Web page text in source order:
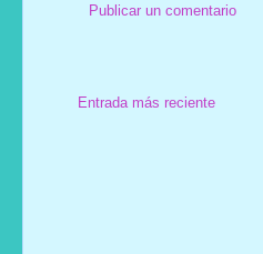
Publicar un comentario
Entrada más reciente